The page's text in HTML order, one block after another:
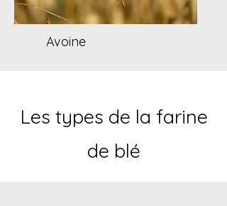
Avoine
Les types de la farine
de blé